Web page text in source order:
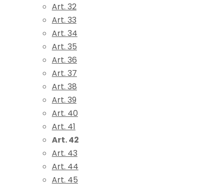
Art. 32
Art. 33
Art. 34
Art. 35
Art. 36
Art. 37
Art. 38
Art. 39
Art. 40
Art. 41
Art. 42
Art. 43
Art. 44
Art. 45